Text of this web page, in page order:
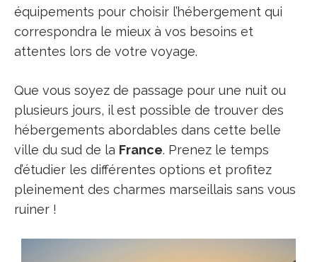
équipements pour choisir l’hébergement qui
correspondra le mieux à vos besoins et
attentes lors de votre voyage.
Que vous soyez de passage pour une nuit ou
plusieurs jours, il est possible de trouver des
hébergements abordables dans cette belle
ville du sud de la France. Prenez le temps
d’étudier les différentes options et profitez
pleinement des charmes marseillais sans vous
ruiner !